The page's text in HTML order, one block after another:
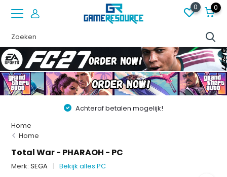
0 0
Achteraf betalen mogelijk!
Home
Home
Total War - PHARAOH - PC
Merk:SEGA Bekijk alles PC